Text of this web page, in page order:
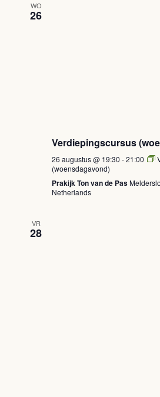
WO
26
Verdiepingscursus
26 augustus @ 19:30 -21:00
(woensdagavond)
Prakijk Ton van de Pas
Netherlands
VR
28